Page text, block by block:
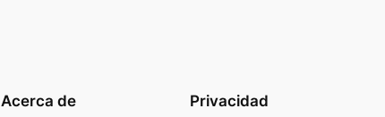
Acerca de Privacidad